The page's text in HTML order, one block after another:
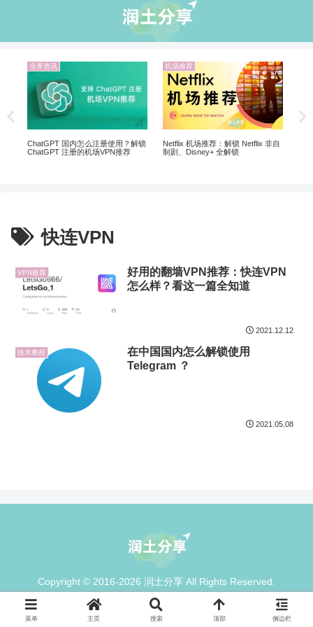
业界资讯
ChatGPT 国内怎么注册使用？解锁
ChatGPT 注册的机场VPN推荐
机场推荐
Netflix 机场推荐：解锁 Netflix 非自
制剧、Disney+ 全解锁
快连VPN
VPN推荐
好用的翻墙VPN推荐：快连VPN
怎么样？看这一篇全知道
2021.12.12
技术教程
在中国国内怎么解锁使用
Telegram ？
2021.05.08
Copyright © 2016-2026 润土分享 All Rights Reserved.
菜单 主页 搜索 顶部 侧边栏